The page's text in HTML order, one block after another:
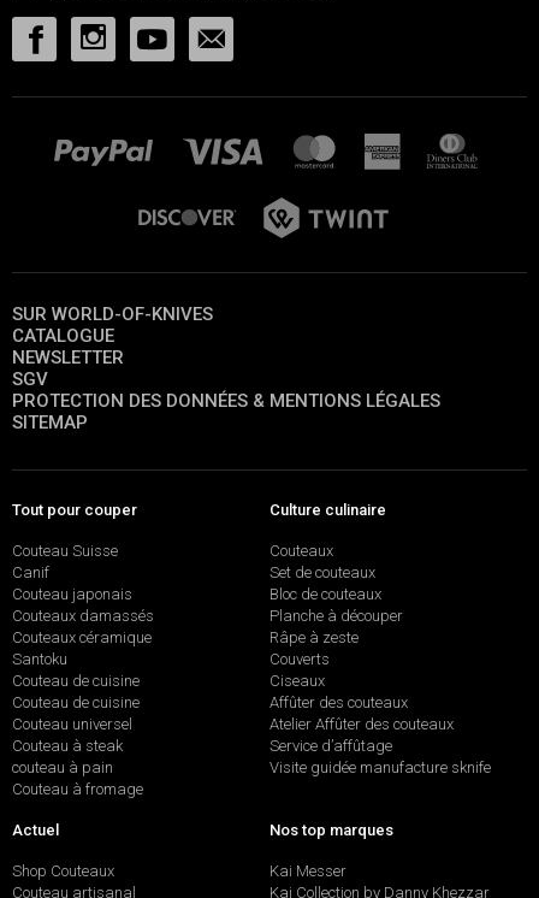
SUR WORLD-OF-KNIVES
CATALOGUE
NEWSLETTER
SGV
PROTECTION DES DONNÉES & MENTIONS LÉGALES
SITEMAP
Tout pour couper
Couteau Suisse
Canif
Couteau japonais
Couteaux damassés
Couteaux céramique
Santoku
Couteau de cuisine
Couteau de cuisine
Couteau universel
Couteau à steak
couteau à pain
Couteau à fromage
Culture culinaire
Couteaux
Set de couteaux
Bloc de couteaux
Planche à découper
Râpe à zeste
Couverts
Ciseaux
Affûter des couteaux
Atelier Affûter des couteaux
Service d’affûtage
Visite guidée manufacture sknife
Actuel
Shop Couteaux
Couteau artisanal
Nos top marques
Kai Messer
Kai Collection by Danny Khezzar